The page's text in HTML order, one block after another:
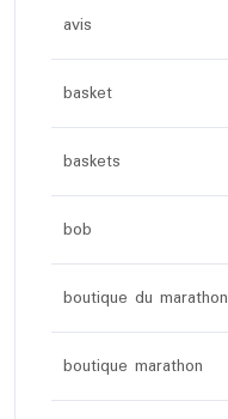
avis
basket
baskets
bob
boutique du marathon
boutique marathon